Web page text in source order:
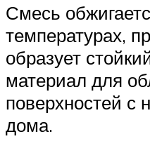
Смесь
температурах,
образует
материал для
поверхностей с
дома.